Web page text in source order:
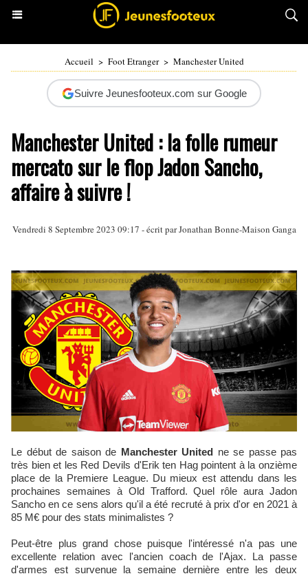
Accueil > Foot Etranger > Manchester United
Suivre Jeunesfooteux.com sur Google
Manchester United : la folle rumeur
mercato sur le flop Jadon Sancho,
affaire à suivre !
Vendredi 8 Septembre 2023 09:17 - écrit parJonathan Bonne-Maison Ganga
Le début de saison de Manchester United ne se passe pas
très bien et les Red Devils d'Erik ten Hag pointent à la onzième
place de la Premiere League. Du mieux est attendu dans les
prochaines semaines à Old Trafford. Quel rôle aura Jadon
Sancho en ce sens alors qu'il a été recruté à prix d'or en 2021 à
85 M€ pour des stats minimalistes ?
Peut-être plus grand chose puisque l'intéressé n'a pas une
excellente relation avec l'ancien coach de l'Ajax. La passe
d'armes est survenue la semaine dernière entre les deux